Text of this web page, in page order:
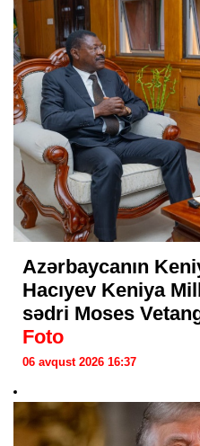
Azərbaycanın
Hacıyev Keniya
sədri Moses
Foto
06 avqust 2026 16:37